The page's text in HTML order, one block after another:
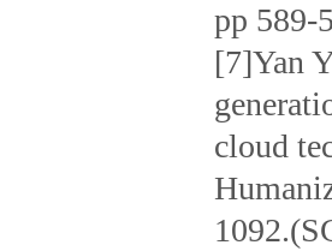
pp 589-
[7]Yan
cloud